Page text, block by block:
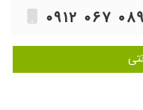
۰۶۷ ۰۸۹۵